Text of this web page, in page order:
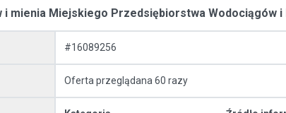
mienia Miejskiego Przedsiębiorstwa Wodociągów i
#16089256
Oferta przeglądana 60 razy